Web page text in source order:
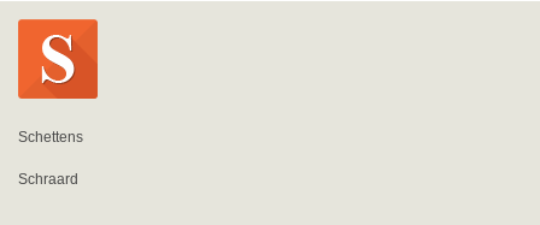
Schettens
Schraard